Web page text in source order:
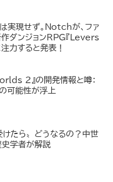
実現せず。Notchが、ファ
ダンジョンRPG『Levers
力すると発表！
2』の開発情報と噂：
可能性が浮上
たら〟どうなるの？中世
学者が解説